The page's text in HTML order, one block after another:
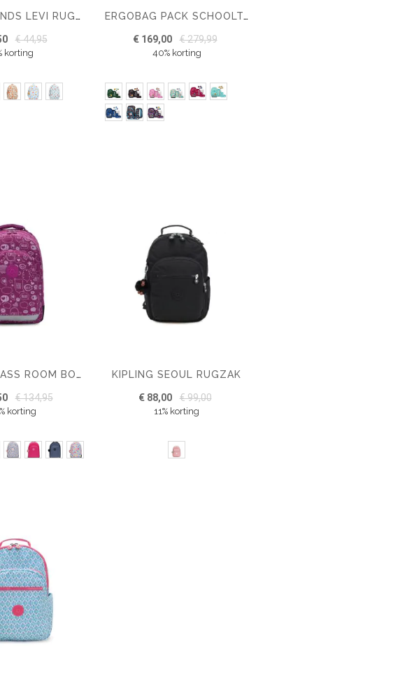
ZEBRA TRENDS LEVI RUGZAK
€ 44,95
korting
ERGOBAG PACK SCHOOLTASSEN-SET 6-DELIG
€ 169,00 € 279,99
40% korting
KIPLING CLASS ROOM BOEKENTAS
€ 134,95
korting
KIPLING SEOUL RUGZAK
€ 88,00 € 99,00
11% korting